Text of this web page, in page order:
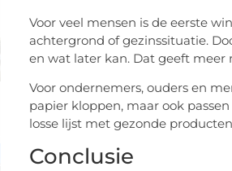
Voor veel mensen is de eerste
achtergrond of gezinssituatie.
en wat later kan. Dat geeft meer
Voor ondernemers, ouders en
papier kloppen, maar ook
losse lijst met gezonde
Conclusie